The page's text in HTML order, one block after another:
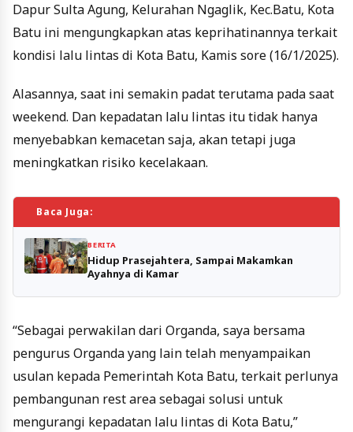
Dapur Sulta Agung, Kelurahan Ngaglik, Kec.Batu, Kota
Batu ini mengungkapkan atas keprihatinannya terkait
kondisi lalu lintas di Kota Batu, Kamis sore (16/1/2025).
Alasannya, saat ini semakin padat terutama pada saat
weekend. Dan kepadatan lalu lintas itu tidak hanya
menyebabkan kemacetan saja, akan tetapi juga
meningkatkan risiko kecelakaan.
Baca Juga:
BERITA
Hidup Prasejahtera, Sampai Makamkan
Ayahnya di Kamar
“Sebagai perwakilan dari Organda, saya bersama
pengurus Organda yang lain telah menyampaikan
usulan kepada Pemerintah Kota Batu, terkait perlunya
pembangunan rest area sebagai solusi untuk
mengurangi kepadatan lalu lintas di Kota Batu,”